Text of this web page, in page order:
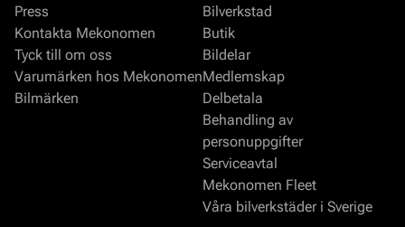
Press
Kontakta Mekonomen
Tyck till om oss
Varumärken hos Mekonomen
Bilmärken
Bilverkstad
Butik
Bildelar
Medlemskap
Delbetala
Behandling av
personuppgifter
Serviceavtal
Mekonomen Fleet
Våra bilverkstäder i Sverige